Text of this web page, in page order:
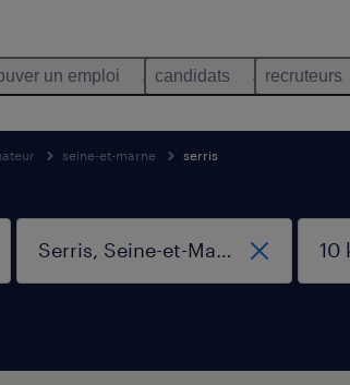
un emploi candidats recruteurs
seine-et-marne serris